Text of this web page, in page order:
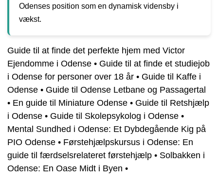
Odenses position som en dynamisk vidensby i
vækst.
Guide til at finde det perfekte hjem med Victor
Ejendomme i Odense • Guide til at finde et studiejob
i Odense for personer over 18 år • Guide til Kaffe i
Odense • Guide til Odense Letbane og Passagertal
• En guide til Miniature Odense • Guide til Retshjælp
i Odense • Guide til Skolepsykolog i Odense •
Mental Sundhed i Odense: Et Dybdegående Kig på
PIO Odense • Førstehjælpskursus i Odense: En
guide til færdselsrelateret førstehjælp • Solbakken i
Odense: En Oase Midt i Byen •